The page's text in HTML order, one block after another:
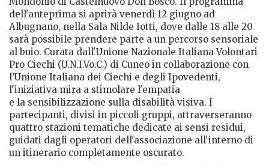
dell'anteprima si aprirà venerdì 12 giugno ad
Albugnano, nella Sala Nilde Iotti, dove dalle 18 alle 20
sarà possibile prendere parte a un percorso sensoriale
al buio. Curata dall'Unione Nazionale Italiana Volontari
Pro Ciechi (U.N.I.Vo.C.) di Cuneo in collaborazione con
l’Unione Italiana dei Ciechi e degli Ipovedenti,
l'iniziativa mira a stimolare l'empatia
e la sensibilizzazione sulla disabilità visiva. I
partecipanti, divisi in piccoli gruppi, attraverseranno
quattro stazioni tematiche dedicate ai sensi residui,
guidati dagli operatori dell'associazione all'interno di
un itinerario completamente oscurato.